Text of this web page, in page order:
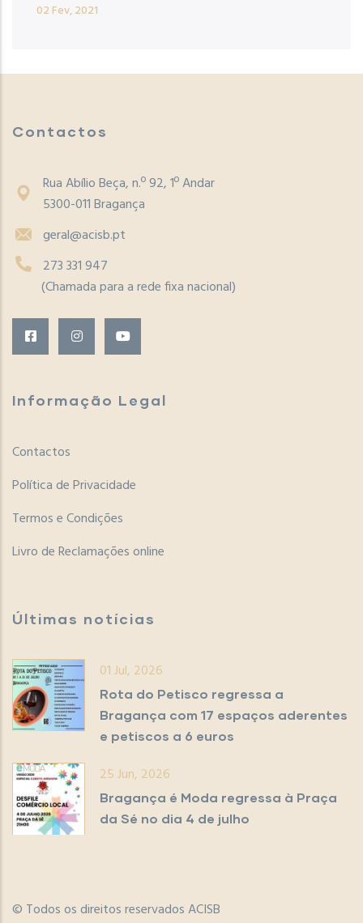
02 Fev, 2021
Contactos
Rua Abílio Beça, n.º 92, 1º Andar
5300-011 Bragança
geral@acisb.pt
273 331 947
(Chamada para a rede fixa nacional)
Informação Legal
Contactos
Política de Privacidade
Termos e Condições
Livro de Reclamações online
Últimas notícias
01 Jul, 2026
Rota do Petisco regressa a
Bragança com 17 espaços aderentes
e petiscos a 6 euros
25 Jun, 2026
Bragança é Moda regressa à Praça
da Sé no dia 4 de julho
© Todos os direitos reservados ACISB